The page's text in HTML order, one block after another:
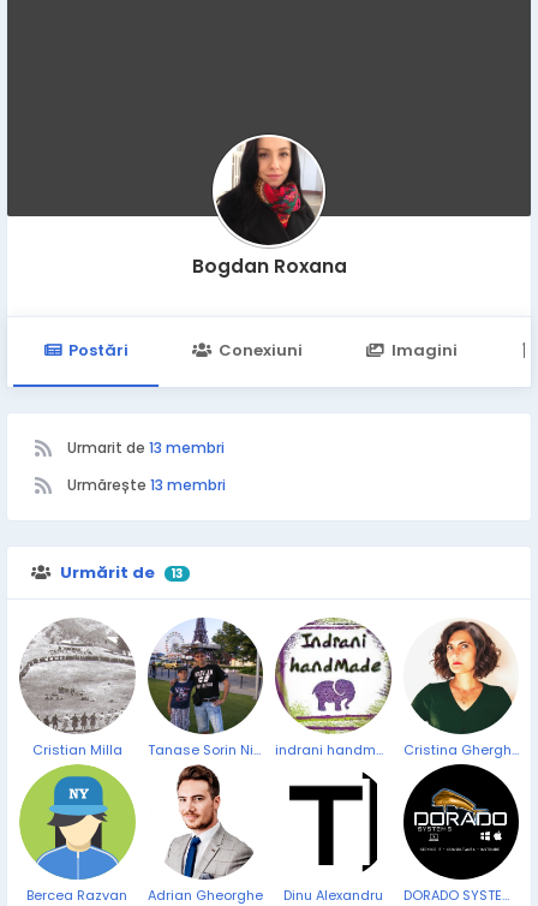
Bogdan Roxana
Postări Conexiuni Imagini
Urmarit de 13 membri
Urmărește 13 membri
Urmărit de 13
Cristian Milla Tanase Sorin Nicolae indrani handmade Cristina Gherghel
Bercea Razvan Adrian Gheorghe Dinu Alexandru DORADO SYSTEMS